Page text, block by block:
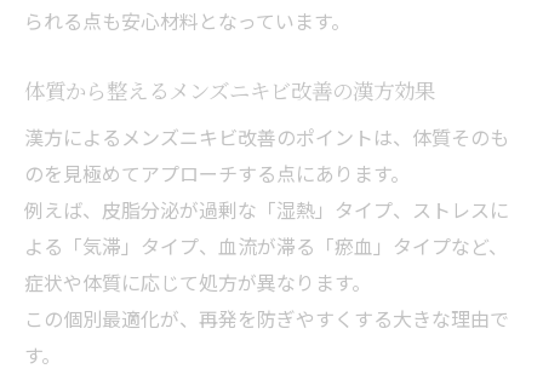
法
解説
漢方で叶う東灘のメンズニキビ体質改善術
繰り返す悩みに体質からアプローチする新時代
繰り返すメンズニキビに体質改善で新時代
到来
体質から見直すメンズニキビ根本治療の最
新法
られる点も安心材料となっています。
体質から整えるメンズニキビ改善の漢方効果
漢方によるメンズニキビ改善のポイントは、体質そのも
のを見極めてアプローチする点にあります。
例えば、皮脂分泌が過剰な「湿熱」タイプ、ストレスに
よる「気滞」タイプ、血流が滞る「瘀血」タイプなど、
症状や体質に応じて処方が異なります。
この個別最適化が、再発を防ぎやすくする大きな理由で
す。